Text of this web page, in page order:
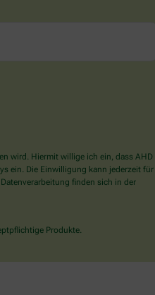
wird. Hiermit willige ich ein, dass AHD
ein. Die Einwilligung kann jederzeit für
finden sich in der
Produkte.